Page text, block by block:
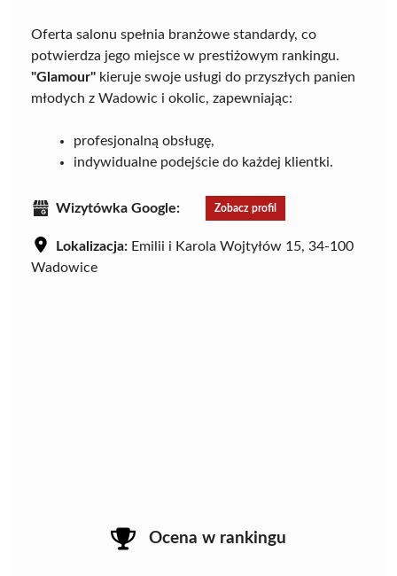
Oferta salonu spełnia branżowe standardy, co
potwierdza jego miejsce w prestiżowym rankingu.
"Glamour" kieruje swoje usługi do przyszłych panien
młodych z Wadowic i okolic, zapewniając:
profesjonalną obsługę,
indywidualne podejście do każdej klientki.
Wizytówka Google: Zobacz profil
Lokalizacja: Emilii i Karola Wojtyłów 15, 34-100
Wadowice
Ocena w rankingu